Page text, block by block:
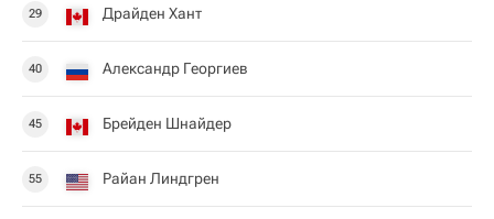
29 Драйден Хант
40 Александр Георгиев
45 Брейден Шнайдер
55 Райан Линдгрен